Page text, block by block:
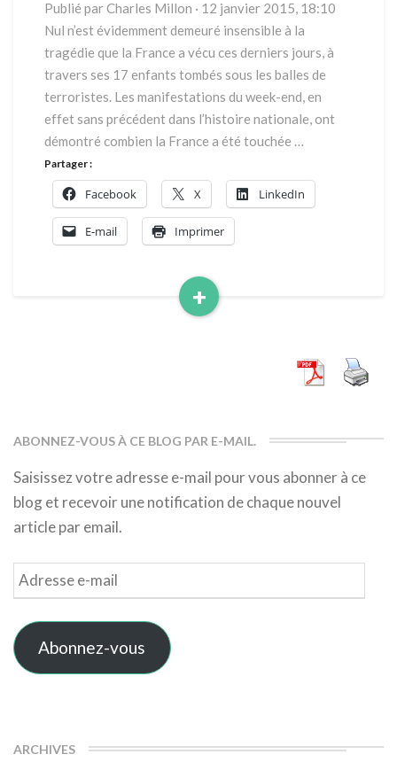
l’adversaire
Publié par Charles Millon · 12 janvier 2015, 18:10
Nul n’est évidemment demeuré insensible à la
tragédie que la France a vécu ces derniers jours, à
travers ses 17 enfants tombés sous les balles de
terroristes. Les manifestations du week-end, en
effet sans précédent dans l’histoire nationale, ont
démontré combien la France a été touchée …
+
Read
Partager :
Facebook X LinkedIn
E-mail Imprimer
ABONNEZ-VOUS À CE BLOG PAR E-MAIL.
Saisissez votre adresse e-mail pour vous abonner à ce
blog et recevoir une notification de chaque nouvel
article par email.
Adresse
e-
mail
Abonnez-vous
ARCHIVES